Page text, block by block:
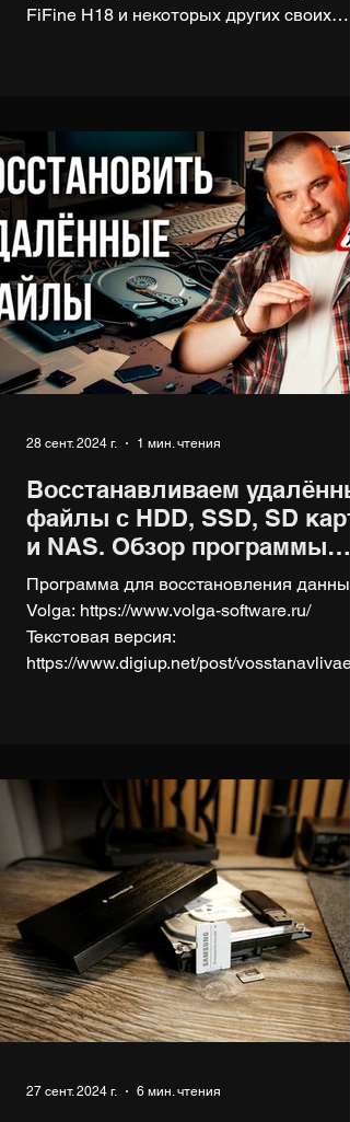
FiFine H18 и некоторых других своих
специально не добавлял фоновую
музыку, чтобы весь звук записанный на
FiFine SC8 был отчётливо слышен.
FiFine SC8: https://youtu.be/
или https://vkvideo.ru/video-
185008480_456239832
Восстанавливаем
файлы с HDD, SSD, SD карт
и NAS. Обзор программы
Volga
Программа для восстановления данных
Volga: https://www.volga-software.ru/
Текстовая версия:
https://www.digiup.net/post/
28 сент. 2024 г. 1 мин. чтения
27 сент. 2024 г. 6 мин. чтения